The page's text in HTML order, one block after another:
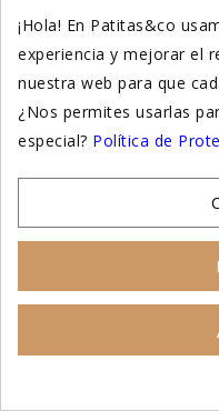
También
enfermos
agua.
Fármacos
la
Se usan
intestinal
¡Hola! En Patitas&co
experiencia y mejorar el
nuestra web para que
¿Nos permites usarlas
especial? Política de